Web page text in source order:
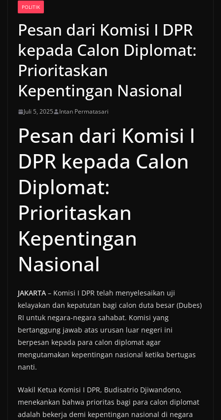
POLITIK
Pesan dari Komisi I DPR
kepada Calon Diplomat:
Prioritaskan
Kepentingan Nasional
Juli 5, 2025 Intan Permatasari
Pesan dari Komisi I
DPR kepada Calon
Diplomat:
Prioritaskan
Kepentingan
Nasional
JAKARTA – Komisi I DPR telah menyelesaikan uji
kelayakan dan kepatutan bagi calon duta besar (Dubes)
RI untuk negara-negara sahabat. Komisi yang
bertanggung jawab atas urusan luar negeri ini
berpesan kepada para calon diplomat agar
mengutamakan kepentingan nasional ketika bertugas
nanti.
Wakil Ketua Komisi I DPR, Budisatrio Djiwandono,
menekankan bahwa prioritas bagi para calon diplomat
adalah bekerja demi kepentingan nasional di negara